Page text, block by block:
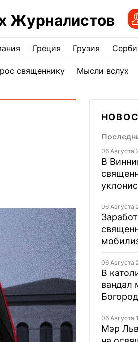
Журналистов
Греция Грузия
священнику Мысли вслух
06 Августа
В
06 Августа
06 Августа
В
вандал
06 Августа
Мэр